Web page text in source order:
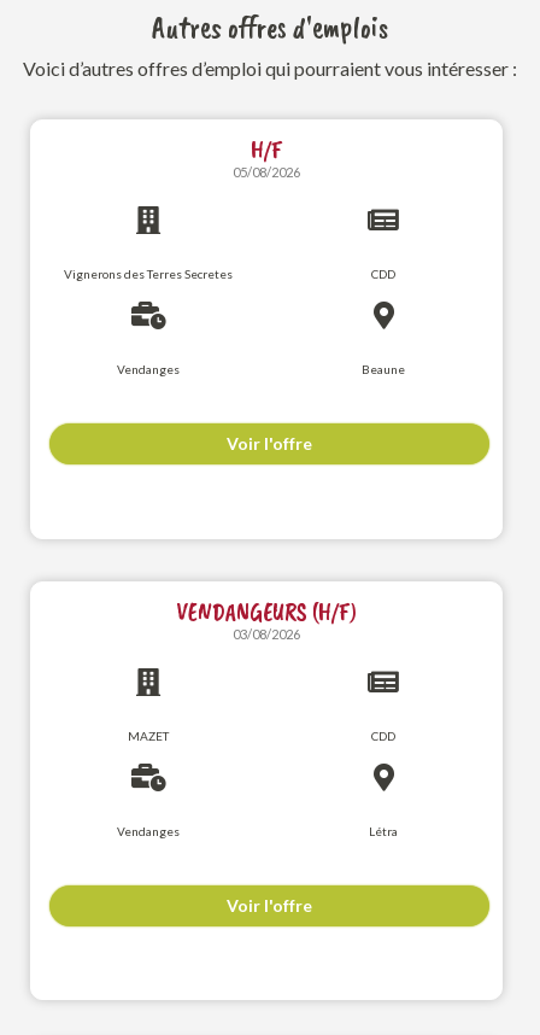
Autres offres d'emplois
Voici d’autres offres d’emploi qui pourraient vous intéresser :
H/F
05/08/2026
Vignerons des Terres Secretes CDD
Vendanges Beaune
Voir l'offre
VENDANGEURS (H/F)
03/08/2026
MAZET CDD
Vendanges Létra
Voir l'offre